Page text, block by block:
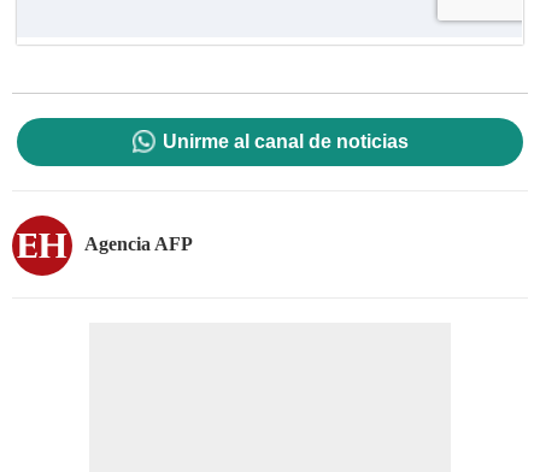
Unirme al canal de noticias
Agencia AFP